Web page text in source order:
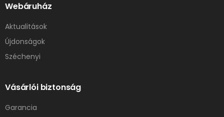
Webáruház
Aktualitások
Újdonságok
Széchenyi
Vásárlói biztonság
Garancia